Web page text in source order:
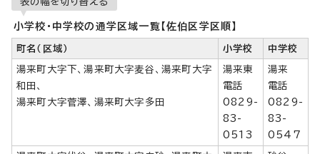
小学校・中学校の通学区域一覧【佐伯区学区順】
町名（区域） 小学校 中学校
湯来町大字下、湯来町大字麦谷、湯来町大字
和田、
湯来町大字菅澤、湯来町大字多田
湯来東
電話
0829-
83-
0513
湯来
電話
0829-
83-
0547